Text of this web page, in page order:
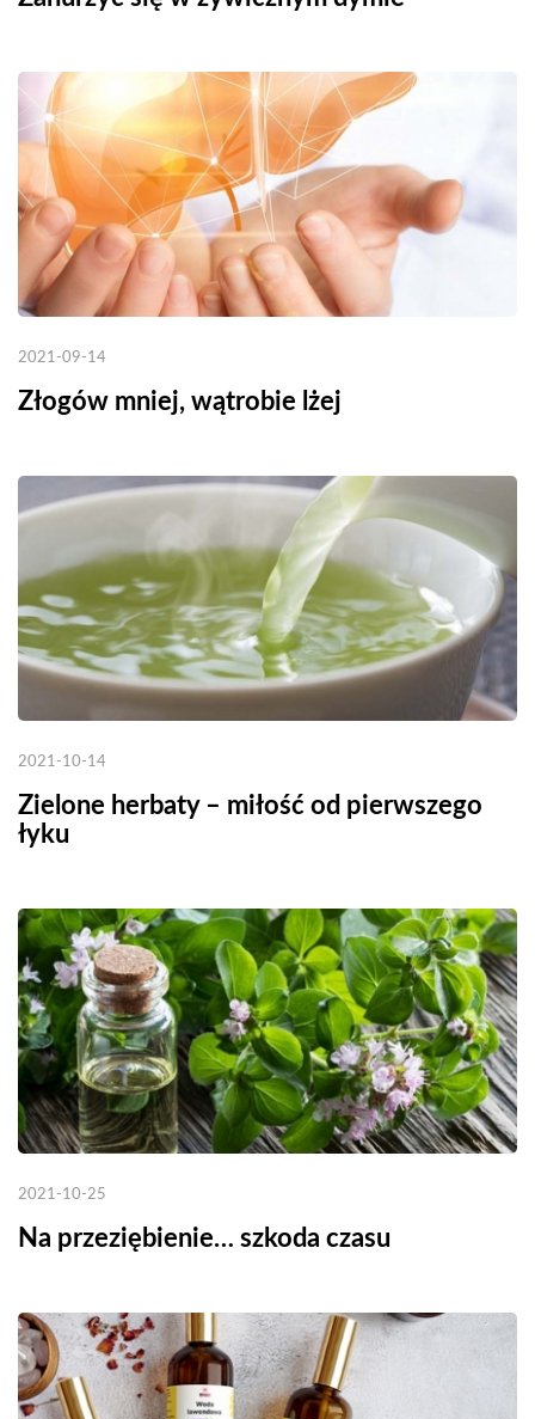
2021-09-14
Złogów mniej, wątrobie lżej
2021-10-14
Zielone herbaty – miłość od pierwszego
łyku
2021-10-25
Na przeziębienie… szkoda czasu